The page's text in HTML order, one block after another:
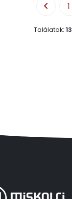
1
Találatok: 13